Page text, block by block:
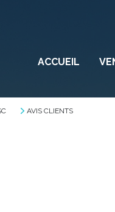
ACCUEIL
AVIS CLIENTS